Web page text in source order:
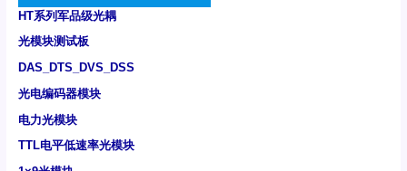
HT系列军品级光耦
光模块测试板
DAS_DTS_DVS_DSS
光电编码器模块
电力光模块
TTL电平低速率光模块